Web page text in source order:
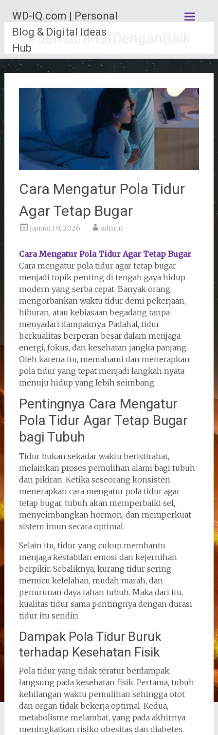
konten
WD-IQ.com | Personal
Blog & Digital Ideas
Hub
#BeristirahatDenganBaik
Cara Mengatur Pola Tidur
Agar Tetap Bugar
Januari 9, 2026 admin
Cara Mengatur Pola Tidur Agar Tetap Bugar.
Cara mengatur pola tidur agar tetap bugar
menjadi topik penting di tengah gaya hidup
modern yang serba cepat. Banyak orang
mengorbankan waktu tidur demi pekerjaan,
hiburan, atau kebiasaan begadang tanpa
menyadari dampaknya. Padahal, tidur
berkualitas berperan besar dalam menjaga
energi, fokus, dan kesehatan jangka panjang.
Oleh karena itu, memahami dan menerapkan
pola tidur yang tepat menjadi langkah nyata
menuju hidup yang lebih seimbang.
Pentingnya Cara Mengatur
Pola Tidur Agar Tetap Bugar
bagi Tubuh
Tidur bukan sekadar waktu beristirahat,
melainkan proses pemulihan alami bagi tubuh
dan pikiran. Ketika seseorang konsisten
menerapkan cara mengatur pola tidur agar
tetap bugar, tubuh akan memperbaiki sel,
menyeimbangkan hormon, dan memperkuat
sistem imun secara optimal.
Selain itu, tidur yang cukup membantu
menjaga kestabilan emosi dan kejernihan
berpikir. Sebaliknya, kurang tidur sering
memicu kelelahan, mudah marah, dan
penurunan daya tahan tubuh. Maka dari itu,
kualitas tidur sama pentingnya dengan durasi
tidur itu sendiri.
Dampak Pola Tidur Buruk
terhadap Kesehatan Fisik
Pola tidur yang tidak teratur berdampak
langsung pada kesehatan fisik. Pertama, tubuh
kehilangan waktu pemulihan sehingga otot
dan organ tidak bekerja optimal. Kedua,
metabolisme melambat, yang pada akhirnya
meningkatkan risiko obesitas dan diabetes.